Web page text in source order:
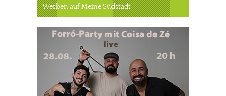
Werben auf Meine Südstadt